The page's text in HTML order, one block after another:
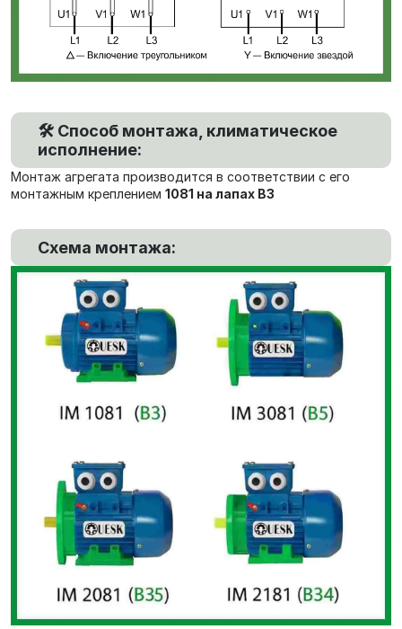
🛠️ Способ монтажа, климатическое
исполнение:
Монтаж агрегата производится в соответствии с его
монтажным креплением 1081 на лапах В3
Схема монтажа: